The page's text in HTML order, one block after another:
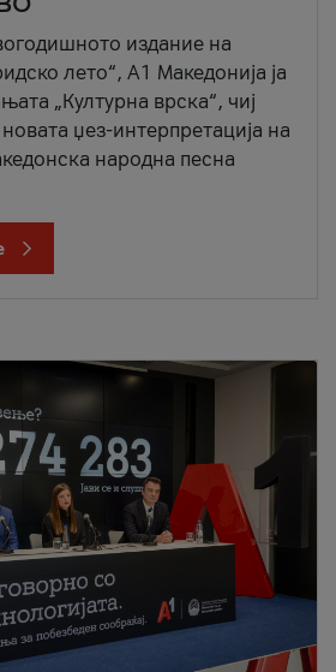
издание на
лето“, А1 Македонија ја
„Културна врска“, чиј
џез-интерпретација на
народна песна